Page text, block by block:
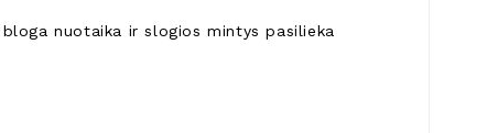
nuotaika ir slogios mintys pasilieka